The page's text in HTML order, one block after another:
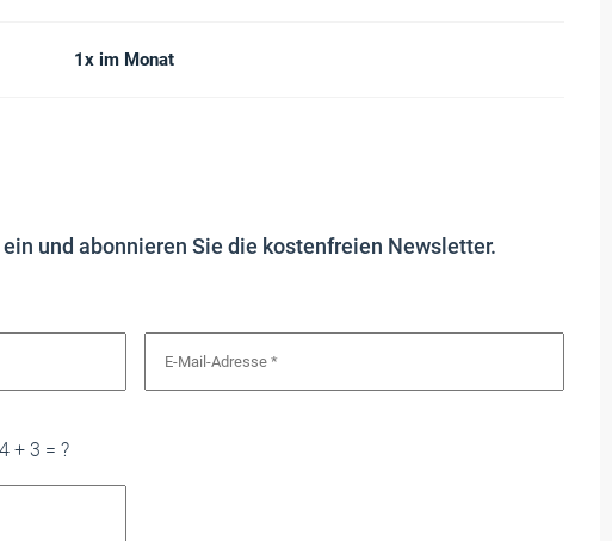
1x im Monat
und abonnieren Sie die kostenfreien Newsletter.
+ 3 = ?